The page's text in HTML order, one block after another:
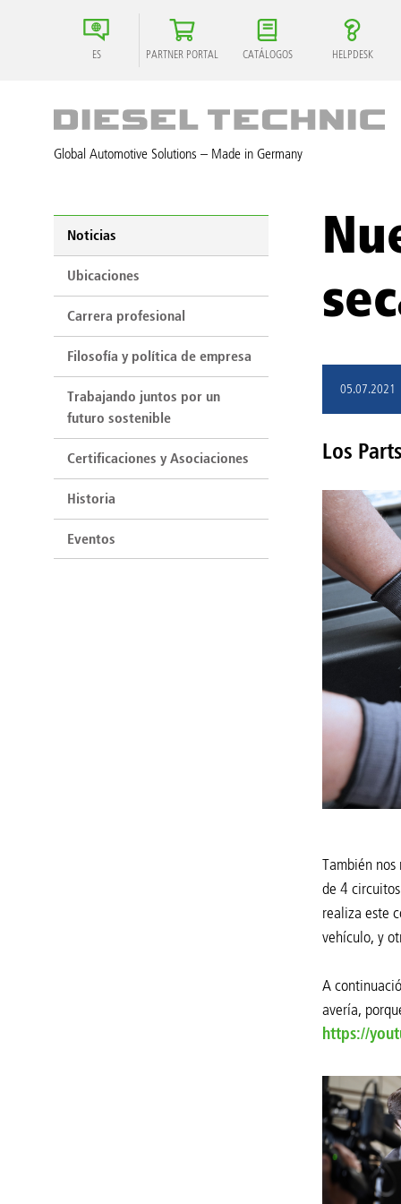
ES PARTNER PORTAL CATÁLOGOS HELPDESK
Global Automotive Solutions – Made in Germany
05.07.2021
Los
También
de 4
realiza este
vehículo, y
A
avería,
https://
Noticias
Ubicaciones
Carrera profesional
Filosofía y política de empresa
Trabajando juntos por un
futuro sostenible
Certificaciones y Asociaciones
Historia
Eventos